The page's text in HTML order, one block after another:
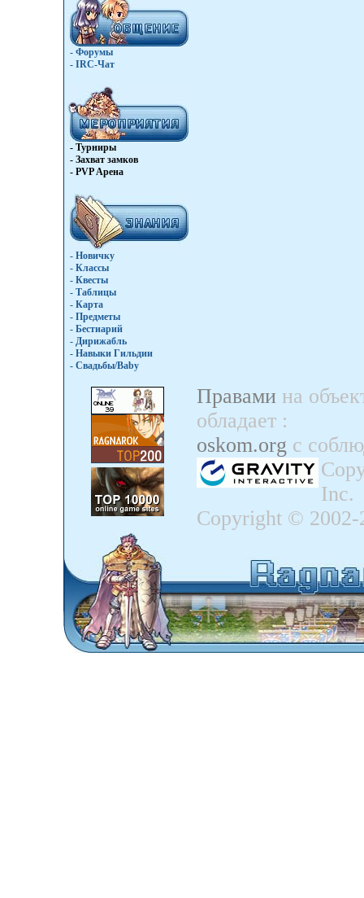
- Форумы
- IRC-Чат
- Турниры
- Захват замков
- PVP Арена
- Новичку
- Классы
- Квесты
- Таблицы
- Карта
- Предметы
- Бестиарий
- Дирижабль
- Навыки Гильдии
- Свадьбы/Baby
Правами на
обладает :
oskom.org с
Inc.
Copyright ©